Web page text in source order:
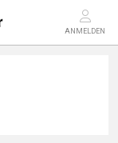
ANMELDEN